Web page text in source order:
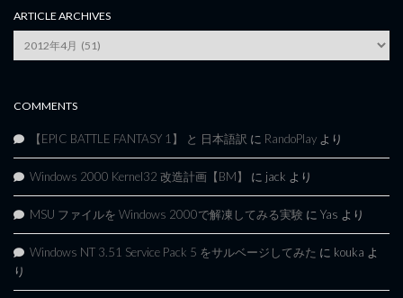
ARTICLE ARCHIVES
Article
Archives
COMMENTS
【EPIC BATTLE FANTASY 1】 と 日本語訳 に RandoPlay より
Windows 2000 Kernel32 改造計画【BM】 に jack より
MSU ファイルを Windows 2000で解凍してみる実験 に Yas より
Windows NT 3.51 Service Pack 5 をサルベージしてみた に kouka よ
り